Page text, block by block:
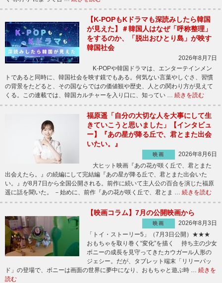
【K-POPもKドラマも深読みしたら韓国
が見えた】＃韓国人はなぜ「呼称整理」
をするのか、「脱出おひとり島」が映す
韓国社会
2026年8月7日
K-POPや韓国ドラマは、エンターテインメン
トであると同時に、韓国社会を映す鏡でもある。何気ない言葉やしぐさ、習慣
の背景をたどると、その国ならではの価値観や歴史、人との関わり方が見えて
くる。この連載では、韓国カルチャーを入り口に、知ってい … 続きを読む
福原遥「自分の大切な人を大事にして生
きていこうと思いました」【インタビュ
ー】『あの星が降る丘で、君とまた出会
いたい。』
映画
2026年8月6日
大ヒット映画『あの花が咲く丘で、君とまた
出会えたら。』の続編にして完結編『あの星が降る丘で、君とまた出会いた
い。』が8月7日から全国公開される。前作に続いて主人公の百合を演じた福原
遥に話を聞いた。 －始めに、前作『あの花が咲く丘で、君とま … 続きを読む
【映画コラム】7月の公開映画から
映画
2026年8月3日
「トイ・ストーリー5」（7月3日公開）★★★
おもちゃを取り巻く“変化”を描く 持ち主の少女
ボニーの成長を見守ってきたカウガール人形の
ジェシー。だが、タブレット端末「リリーパッ
ド」の登場で、ボニーは画面の世界に夢中になり、おもちゃと遊ぶ時 … 続きを
読む